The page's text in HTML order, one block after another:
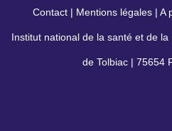
Contact | Mentions légales | A
Institut national de la santé et de
de Tolbiac | 75654